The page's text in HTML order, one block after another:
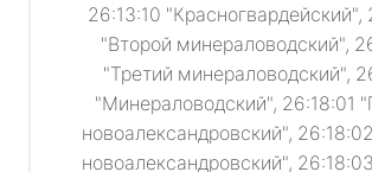
26:13:10 "Красногвардейский",
"Второй минераловодский",
"Третий минераловодский",
"Минераловодский", 26:18:01
новоалександровский",
новоалександровский",